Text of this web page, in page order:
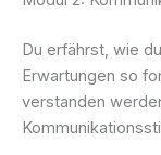
Du erfährst, wie
Erwartungen so
verstanden